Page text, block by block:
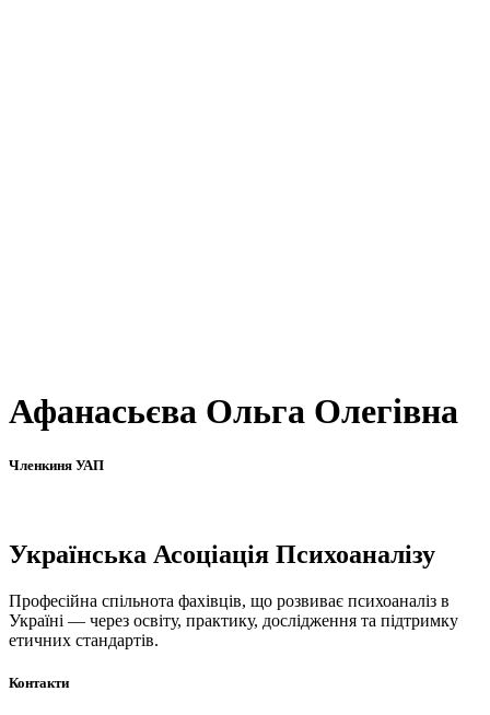
Афанасьєва Ольга Олегівна
Членкиня УАП
Українська Асоціація Психоаналізу
Професійна спільнота фахівців, що розвиває психоаналіз в
Україні — через освіту, практику, дослідження та підтримку
етичних стандартів.
Контакти